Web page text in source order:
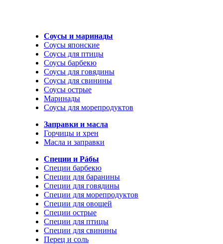
Соусы и маринады
Соусы японские
Соусы для птицы
Соусы барбекю
Соусы для говядины
Соусы для свинины
Соусы острые
Маринады
Соусы для морепродуктов
Заправки и масла
Горчицы и хрен
Масла и заправки
Специи и Рáбы
Специи барбекю
Специи для баранины
Специи для говядины
Специи для морепродуктов
Специи для овощей
Специи острые
Специи для птицы
Специи для свинины
Перец и соль